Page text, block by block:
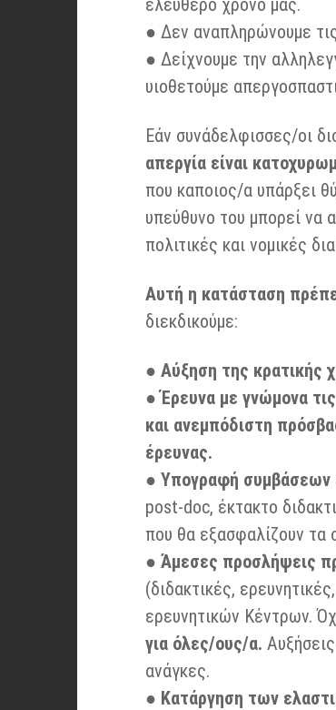
ελεύθερο χρόνο μας.
● Δεν αναπληρώνουμε
● Δείχνουμε την
υιοθετούμε
Εάν συνάδελφισσες/οι
απεργία είναι
που καποιος/α υπάρξει
υπεύθυνο του μπορεί να
πολιτικές και νομικές
Αυτή η κατάσταση
διεκδικούμε:
● Αύξηση της κρατικής
● Έρευνα με γνώμονα
και ανεμπόδιστη
έρευνας.
● Υπογραφή συμβάσεων
post-doc, έκτακτο
που θα εξασφαλίζουν τα
● Άμεσες προσλήψεις
(διδακτικές,
ερευνητικών Κέντρων.
για όλες/ους/α.
ανάγκες.
● Κατάργηση των